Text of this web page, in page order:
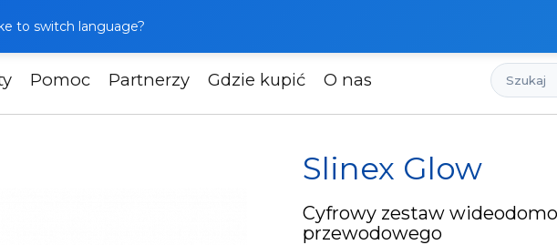
to switch language?
Pomoc Partnerzy Gdzie kupić O nas Szukaj
Slinex Glow
Slinex Glow
Cyfrowy zestaw
przewodowego